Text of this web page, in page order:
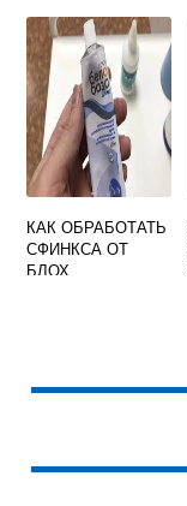
КАК ОБРАБОТАТЬ
СФИНКСА ОТ
БЛОХ